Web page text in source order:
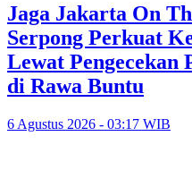
Jaga Jakarta On
Serpong Perkuat
Lewat Pengecekan
di Rawa Buntu
6 Agustus 2026 - 03:17 WIB